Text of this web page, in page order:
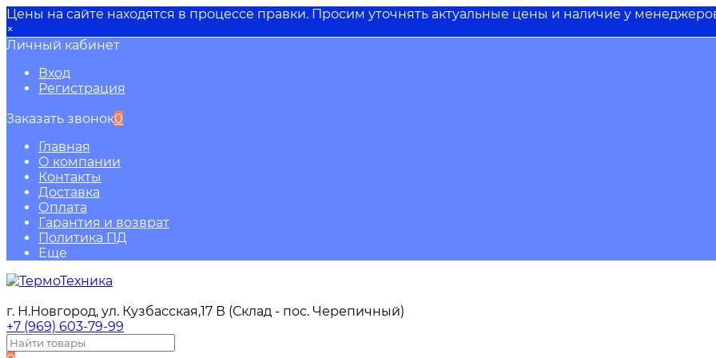
Цены на сайте находятся в процессе правки. Просим уточнять актуальные цены и наличие у
×
Личный кабинет
Вход
Регистрация
Заказать звонок0
Главная
О компании
Контакты
Доставка
Оплата
Гарантия и возврат
Политика ПД
Еще
г. Н.Новгород, ул. Кузбасская,17 В (Склад - пос. Черепичный)
+7 (969) 603-79-99